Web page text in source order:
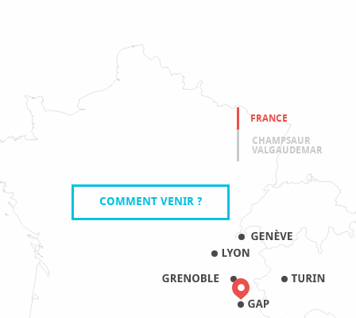
FRANCE
CHAMPSAUR
VALGAUDEMAR
COMMENT VENIR ?